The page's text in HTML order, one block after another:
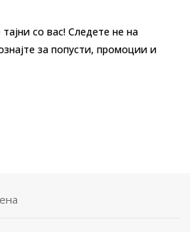
со вас! Следете не на
за попусти, промоции и